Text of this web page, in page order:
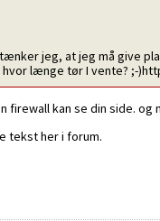
jeg, at jeg må give
længe tør I vente? ;-
kan se din side. og
tekst her i forum.